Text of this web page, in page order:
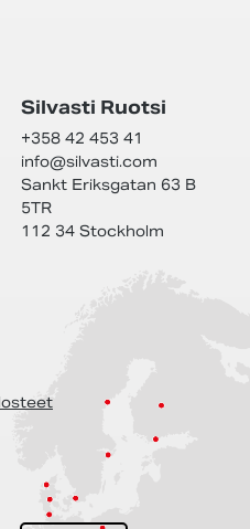
Silvasti Ruotsi
+358 42 453 41
info@silvasti.com
Sankt Eriksgatan 63 B
5TR
112 34 Stockholm